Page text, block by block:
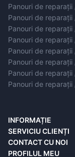
Panouri de reparații
Panouri de
Panouri de
Panouri de reparații
Panouri de reparații
Panouri de
Panouri de
Panouri de
INFORMAȚIE
Despre noi
Informații de livrare
Politica de
SERVICIU CLIENȚI
contact cu noi
Reclamații
CONTACT CU NOI
PROFILUL MEU